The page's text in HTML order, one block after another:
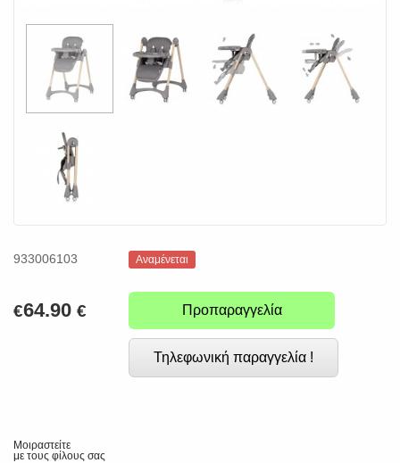
933006103 Αναμένεται
€64.90 € Προπαραγγελία
Τηλεφωνική παραγγελία !
Μοιραστείτε
με τους φίλους σας